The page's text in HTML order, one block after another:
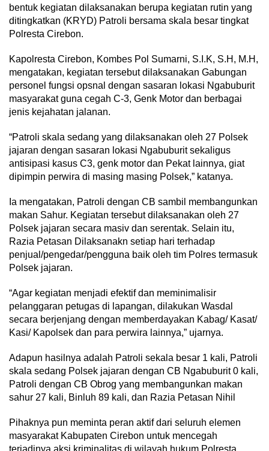
bentuk kegiatan dilaksanakan berupa kegiatan rutin yang
ditingkatkan (KRYD) Patroli bersama skala besar tingkat
Polresta Cirebon.
Kapolresta Cirebon, Kombes Pol Sumarni, S.I.K, S.H, M.H,
mengatakan, kegiatan tersebut dilaksanakan Gabungan
personel fungsi opsnal dengan sasaran lokasi Ngabuburit
masyarakat guna cegah C-3, Genk Motor dan berbagai
jenis kejahatan jalanan.
“Patroli skala sedang yang dilaksanakan oleh 27 Polsek
jajaran dengan sasaran lokasi Ngabuburit sekaligus
antisipasi kasus C3, genk motor dan Pekat lainnya, giat
dipimpin perwira di masing masing Polsek,” katanya.
Ia mengatakan, Patroli dengan CB sambil membangunkan
makan Sahur. Kegiatan tersebut dilaksanakan oleh 27
Polsek jajaran secara masiv dan serentak. Selain itu,
Razia Petasan Dilaksanakn setiap hari terhadap
penjual/pengedar/pengguna baik oleh tim Polres termasuk
Polsek jajaran.
“Agar kegiatan menjadi efektif dan meminimalisir
pelanggaran petugas di lapangan, dilakukan Wasdal
secara berjenjang dengan memberdayakan Kabag/ Kasat/
Kasi/ Kapolsek dan para perwira lainnya,” ujarnya.
Adapun hasilnya adalah Patroli sekala besar 1 kali, Patroli
skala sedang Polsek jajaran dengan CB Ngabuburit 0 kali,
Patroli dengan CB Obrog yang membangunkan makan
sahur 27 kali, Binluh 89 kali, dan Razia Petasan Nihil
Pihaknya pun meminta peran aktif dari seluruh elemen
masyarakat Kabupaten Cirebon untuk mencegah
terjadinya aksi kriminalitas di wilayah hukum Polresta